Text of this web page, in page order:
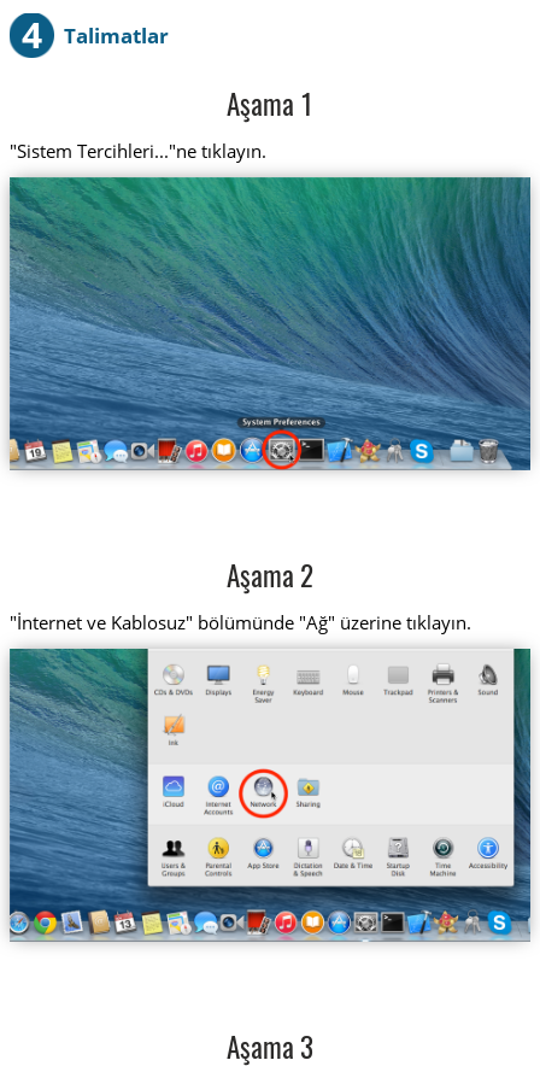
4 Talimatlar
Aşama 1
"Sistem Tercihleri..."ne tıklayın.
Aşama 2
"İnternet ve Kablosuz" bölümünde "Ağ" üzerine tıklayın.
Aşama 3